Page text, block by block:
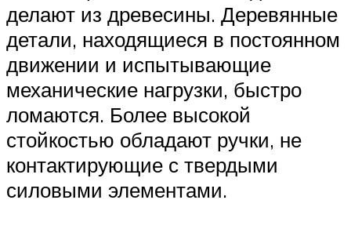
делают из древесины. Деревянные
детали, находящиеся в постоянном
движении и испытывающие
механические нагрузки, быстро
ломаются. Более высокой
стойкостью обладают ручки, не
контактирующие с твердыми
силовыми элементами.